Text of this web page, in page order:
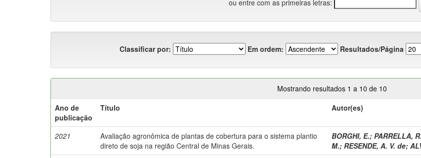
ou entre com as primeiras letras:
Classificar por: Em ordem: Resultados/Página
Mostrando resultados 1 a 10 de 10
Ano de
publicação
Título Autor(es)
2021
Avaliação agronômica de plantas de cobertura para o sistema plantio
direto de soja na região Central de Minas Gerais.
BORGHI, E.; PARRELLA,
M.; RESENDE, A. V. de;